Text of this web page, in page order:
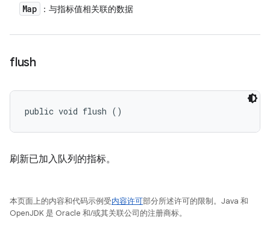
Map ：与指标值相关联的数据
flush
public void flush ()
刷新已加入队列的指标。
本页面上的内容和代码示例受内容许可部分所述许可的限制。Java 和
OpenJDK 是 Oracle 和/或其关联公司的注册商标。